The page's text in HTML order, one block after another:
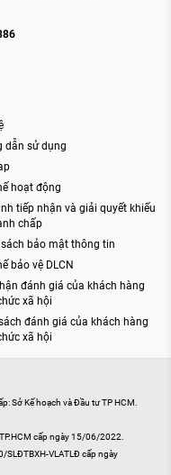
dẫn sử dụng
hoạt động
tiếp nhận và giải quyết khiếu
chấp
bảo mật thông tin
bảo vệ DLCN
đánh giá của khách hàng
xã hội
đánh giá của khách hàng
xã hội
Sở Kế hoạch và Đầu tư TP HCM.
cấp ngày 15/06/2022.
VLATLĐ cấp ngày